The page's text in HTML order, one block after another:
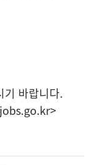
기 바랍니다.